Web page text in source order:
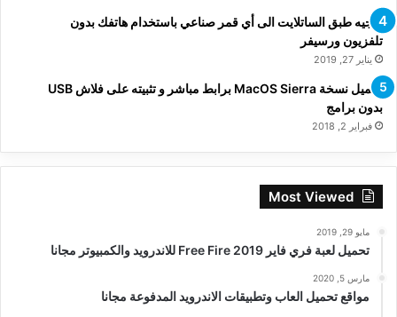
توجيه طبق الساتلايت الى أي قمر صناعي باستخدام هاتفك بدون
تلفزيون ورسيفر
يناير 27, 2019
تحميل نسخة MacOS Sierra برابط مباشر و تثبيته على فلاش USB
بدون برامج
فبراير 2, 2018
Most Viewed
مايو 29, 2019
تحميل لعبة فري فاير Free Fire 2019 للاندرويد والكمبيوتر مجانا
مارس 5, 2020
مواقع تحميل العاب وتطبيقات الاندرويد المدفوعة مجانا